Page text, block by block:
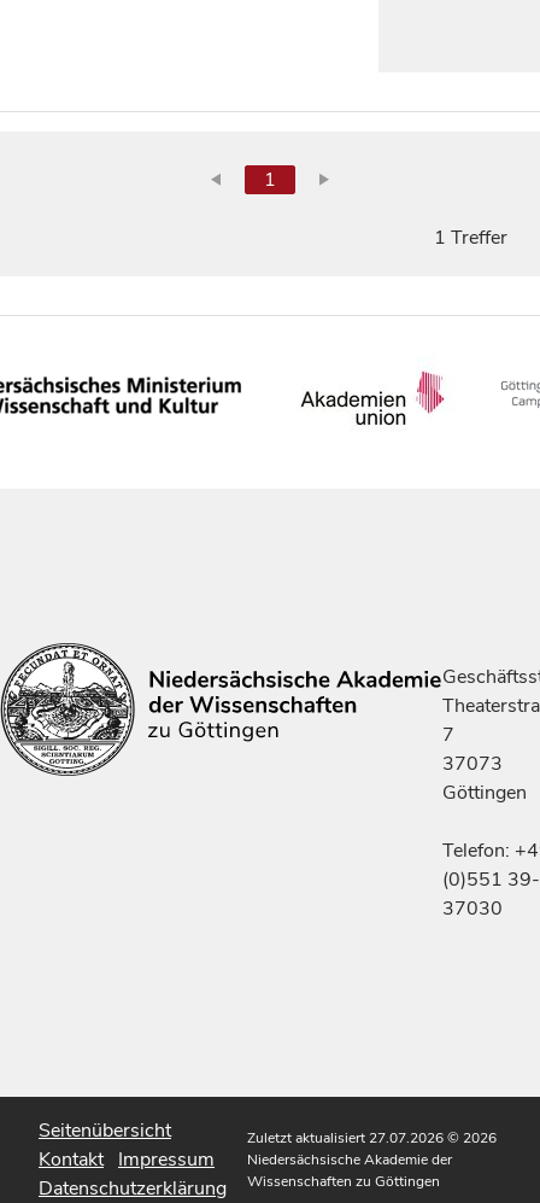
1
1 Treffer
7
37073
Göttingen
Telefon:
(0)551 39-
37030
Seitenübersicht
Kontakt Impressum
Datenschutzerklärung
Zuletzt aktualisiert 27.07.2026© 2026
Niedersächsische Akademie der
Wissenschaften zu Göttingen